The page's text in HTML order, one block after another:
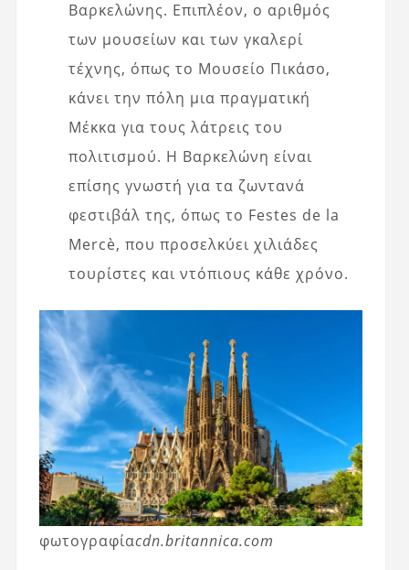
Βαρκελώνης. Επιπλέον, ο αριθμός
των μουσείων και των γκαλερί
τέχνης, όπως το Μουσείο Πικάσο,
κάνει την πόλη μια πραγματική
Μέκκα για τους λάτρεις του
πολιτισμού. Η Βαρκελώνη είναι
επίσης γνωστή για τα ζωντανά
φεστιβάλ της, όπως το Festes de la
Mercè, που προσελκύει χιλιάδες
τουρίστες και ντόπιους κάθε χρόνο.
φωτογραφίαcdn.britannica.com